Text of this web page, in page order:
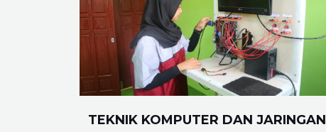
TEKNIK KOMPUTER DAN JARINGAN